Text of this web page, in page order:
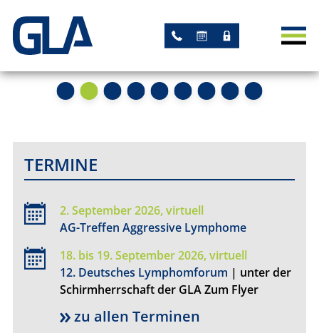
AKTUELLES
TERMINE
STUDIEN
AKADEMISCHE STUDIEN
STUDIEN MIT GLA-
LEITUNG
ARBEITSGRUPPEN
REGISTER
TERMINE
2. September 2026, virtuell
AG-Treffen Aggressive Lymphome
18. bis 19. September 2026, virtuell
12. Deutsches Lymphomforum | unter der
Schirmherrschaft der GLA Zum Flyer
zu allen Terminen